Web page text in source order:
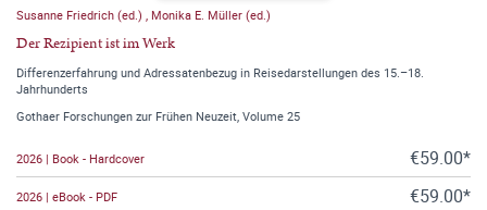
Susanne Friedrich (ed.) , Monika E. Müller (ed.)
Der Rezipient ist im Werk
Differenzerfahrung und Adressatenbezug in Reisedarstellungen des 15.–18.
Jahrhunderts
Gothaer Forschungen zur Frühen Neuzeit, Volume 25
2026 | Book - Hardcover €59.00*
2026 | eBook - PDF €59.00*